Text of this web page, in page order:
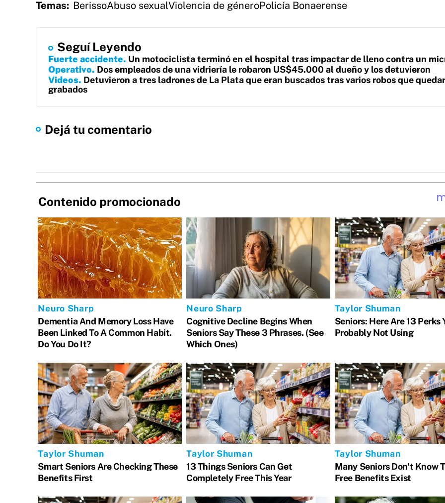
Temas: BerissoAbuso sexualViolencia de géneroPolicía Bonaerense
Seguí Leyendo
Fuerte accidente Un motociclista terminó en el hospital tras impactar de lleno contra un
Operativo Dos empleados de una vidriería le robaron US$45.000 al dueño y los detuvieron
Videos Detuvieron a tres ladrones de La Plata que eran buscados tras varios robos que
grabados
Dejá tu comentario